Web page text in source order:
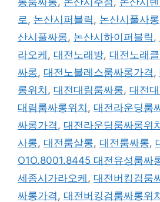
로 , 논산시퍼블릭 , 논산시풀사롱
산시풀싸롱, 논산시하이퍼블릭 ,
라오케 , 대전노래방, 대전노래
싸롱, 대전노블레스룸싸롱가격 ,
롱위치 , 대전대림룸싸롱, 대전
대림룸싸롱위치 , 대전라운딩룸
싸롱가격 , 대전라운딩룸싸롱위
사롱, 대전룸살롱, 대전룸싸롱,
O1O.8001.8445 대전유성룸싸
세종시가라오케 , 대전버킹검룸
싸롱가격 , 대전버킹검룸싸롱위